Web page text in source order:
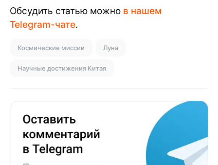
Обсудить статью можно в нашем
Telegram-чате.
Космические миссии Луна
Научные достижения Китая